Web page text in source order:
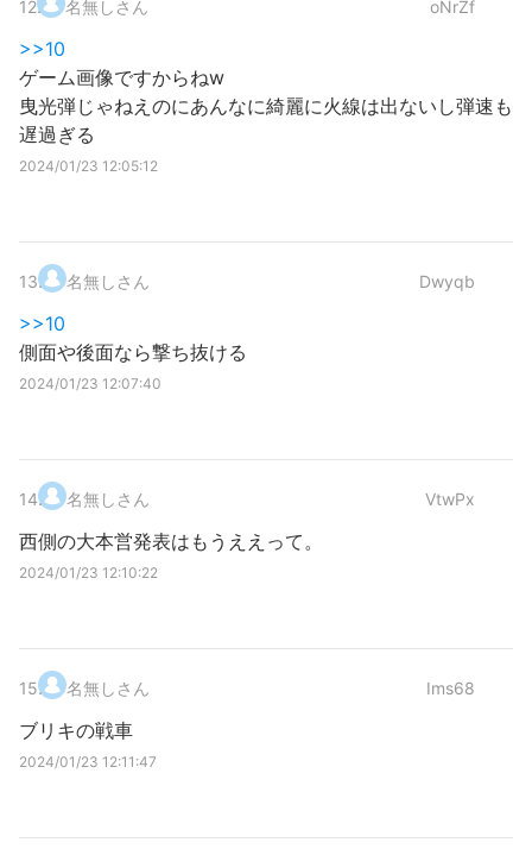
12. 名無しさん oNrZf
>>10
ゲーム画像ですからねw
曳光弾じゃねえのにあんなに綺麗に火線は出ないし弾速も
遅過ぎる
2024/01/23 12:05:12
13. 名無しさん Dwyqb
>>10
側面や後面なら撃ち抜ける
2024/01/23 12:07:40
14. 名無しさん VtwPx
西側の大本営発表はもうええって。
2024/01/23 12:10:22
15. 名無しさん Ims68
ブリキの戦車
2024/01/23 12:11:47